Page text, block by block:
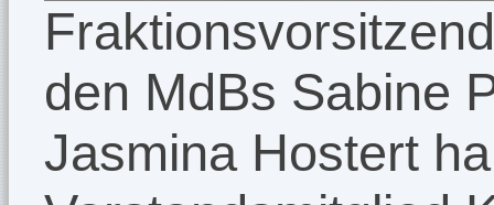
den MdBs Sabine
Jasmina Hostert